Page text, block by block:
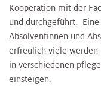
Kooperation mit der
und durchgeführt.
Absolventinnen und
erfreulich viele werden
in verschiedenen
einsteigen.